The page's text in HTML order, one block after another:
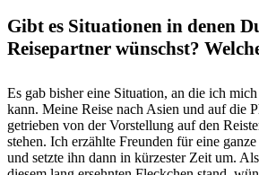
Gibt es Situationen in denen
Reisepartner wünschst?
Es gab bisher eine Situation, an die ich
kann. Meine Reise nach Asien und auf die
getrieben von der Vorstellung auf den
stehen. Ich erzählte Freunden für eine
und setzte ihn dann in kürzester Zeit um.